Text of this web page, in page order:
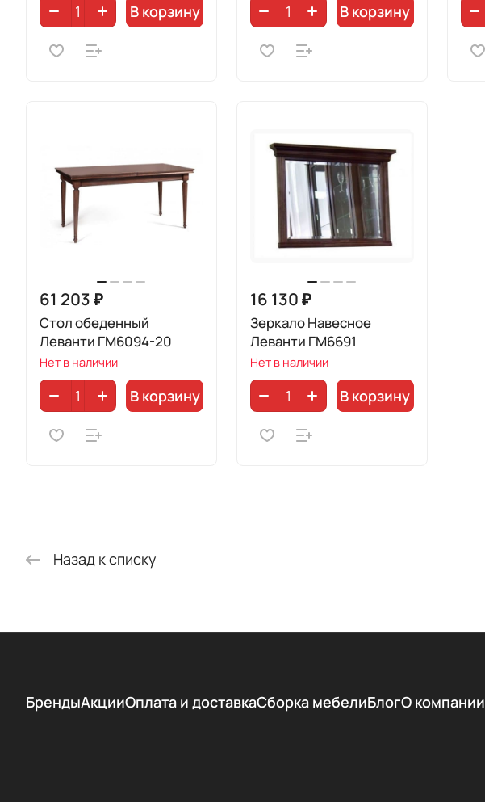
В корзину В корзину
61 203 ₽
Стол обеденный
Леванти ГМ6094-20
Нет в наличии
В корзину
16 130 ₽
Зеркало Навесное
Леванти ГМ6691
Нет в наличии
В корзину
Назад к списку
БрендыАкцииОплата и доставкаСборка мебелиБлогО компании